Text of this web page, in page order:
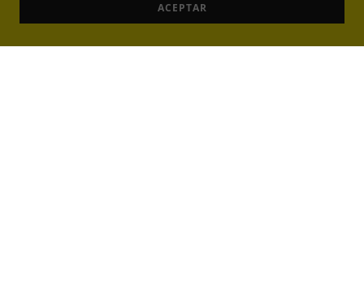
ACEPTAR